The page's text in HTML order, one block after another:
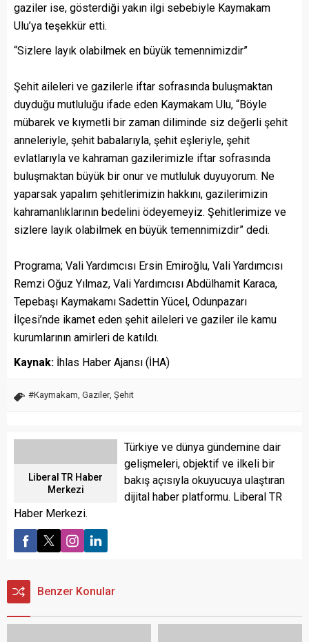
gaziler ise, gösterdiği yakın ilgi sebebiyle Kaymakam
Ulu’ya teşekkür etti.
“Sizlere layık olabilmek en büyük temennimizdir”
Şehit aileleri ve gazilerle iftar sofrasında buluşmaktan
duyduğu mutluluğu ifade eden Kaymakam Ulu, “Böyle
mübarek ve kıymetli bir zaman diliminde siz değerli şehit
anneleriyle, şehit babalarıyla, şehit eşleriyle, şehit
evlatlarıyla ve kahraman gazilerimizle iftar sofrasında
buluşmaktan büyük bir onur ve mutluluk duyuyorum. Ne
yaparsak yapalım şehitlerimizin hakkını, gazilerimizin
kahramanlıklarının bedelini ödeyemeyiz. Şehitlerimize ve
sizlere layık olabilmek en büyük temennimizdir” dedi.
Programa; Vali Yardımcısı Ersin Emiroğlu, Vali Yardımcısı
Remzi Oğuz Yılmaz, Vali Yardımcısı Abdülhamit Karaca,
Tepebaşı Kaymakamı Sadettin Yücel, Odunpazarı
İlçesi’nde ikamet eden şehit aileleri ve gaziler ile kamu
kurumlarının amirleri de katıldı.
Kaynak: İhlas Haber Ajansı (İHA)
#Kaymakam, Gaziler, Şehit
Liberal TR Haber
Merkezi
Türkiye ve dünya gündemine dair
gelişmeleri, objektif ve ilkeli bir
bakış açısıyla okuyucuya ulaştıran
dijital haber platformu. Liberal TR
Haber Merkezi.
Benzer Konular